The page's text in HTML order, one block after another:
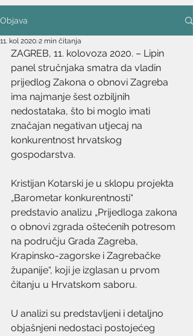
Objava
11. kol 2020.2 min čitanja
ZAGREB, 11. kolovoza 2020. – Lipin
panel stručnjaka smatra da vladin
prijedlog Zakona o obnovi Zagreba
ima najmanje šest ozbiljnih
nedostataka, što bi moglo imati
značajan negativan utjecaj na
konkurentnost hrvatskog
gospodarstva.
Kristijan Kotarski je u sklopu projekta
„Barometar konkurentnosti“
predstavio analizu „Prijedloga zakona
o obnovi zgrada oštećenih potresom
na području Grada Zagreba,
Krapinsko-zagorske i Zagrebačke
županije“, koji je izglasan u prvom
čitanju u Hrvatskom saboru.
U analizi su predstavljeni i detaljno
objašnjeni nedostaci postojećeg